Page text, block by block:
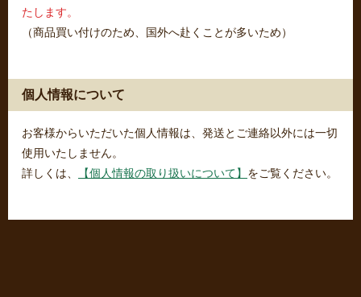
たします。
（商品買い付けのため、国外へ赴くことが多いため）
個人情報について
お客様からいただいた個人情報は、発送とご連絡以外には一切
使用いたしません。
詳しくは、
【個人情報の取り扱いについて】 をご覧ください。